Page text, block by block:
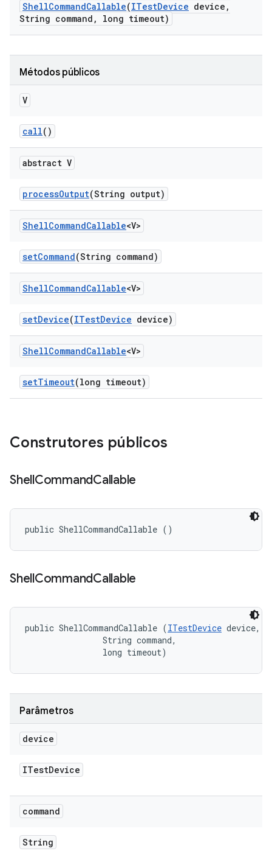
ShellCommandCallable(ITestDevice device ,
String command , long timeout)
Métodos públicos
V
call()
abstract V
processOutput(String output)
ShellCommandCallable<V>
setCommand(String command)
ShellCommandCallable<V>
setDevice(ITestDevice device)
ShellCommandCallable<V>
setTimeout(long timeout)
Construtores públicos
ShellCommandCallable
public ShellCommandCallable ()
ShellCommandCallable
public ShellCommandCallable (ITestDevice device,
                String command,
                long timeout)
Parâmetros
device
ITestDevice
command
String